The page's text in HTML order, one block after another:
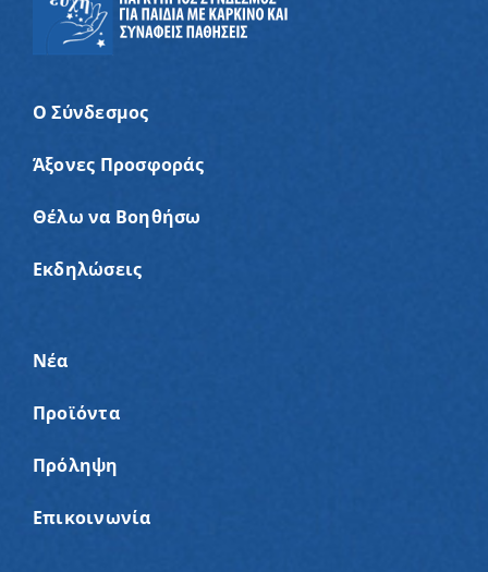
Ο Σύνδεσμος
Άξονες Προσφοράς
Θέλω να Βοηθήσω
Εκδηλώσεις
Νέα
Προϊόντα
Πρόληψη
Επικοινωνία